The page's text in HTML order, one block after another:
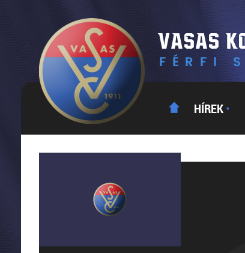
HÍREK ▼